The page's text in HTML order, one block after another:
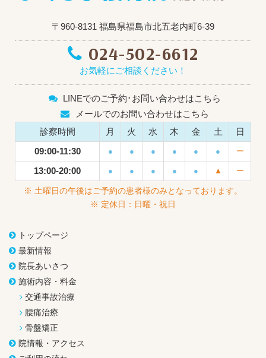
〒960-8131 福島県福島市北五老内町6-39
024-502-6612
お気軽にご相談ください！
LINEでのご予約･お問い合わせはこちら
メールでのお問い合わせはこちら
診察時間
月 火 水 木 金 土
日
09:00-11:30
● ● ● ● ● ● ー
13:00-20:00 ● ● ● ● ● ▲ ー
※ 土曜日の午後はご予約の患者様のみとなっております。
※ 定休日：日曜・祝日
トップページ
最新情報
院長あいさつ
施術内容・料金
交通事故治療
腰痛治療
骨盤矯正
院情報・アクセス